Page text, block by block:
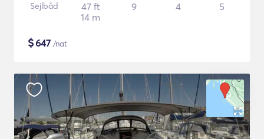
Sejlbåd
47 ft
14 m
9 4 5
$647 /nat